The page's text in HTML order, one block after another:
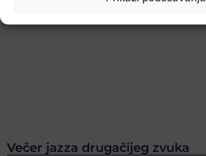
Večer jazza drugačijeg zvuka